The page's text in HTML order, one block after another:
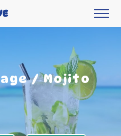
/ Mojito